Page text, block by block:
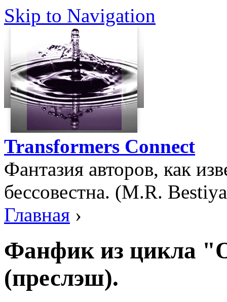
Skip to Navigation
Transformers Connect
Фантазия авторов, как
бессовестна. (M.R.
Главная ›
Фанфик из цикла
(преслэш).